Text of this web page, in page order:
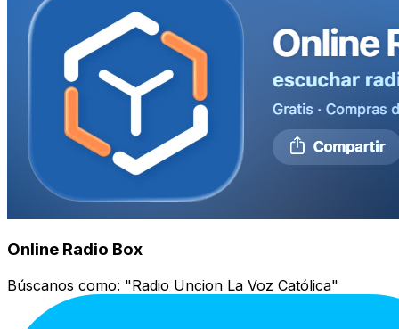
Online Radio Box
Búscanos como: "Radio Uncion La Voz Católica"